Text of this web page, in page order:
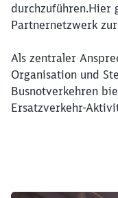
durchzuführen.Hier
Partnernetzwerk
Als zentraler
Organisation und
Busnotverkehren
Ersatzverkehr-